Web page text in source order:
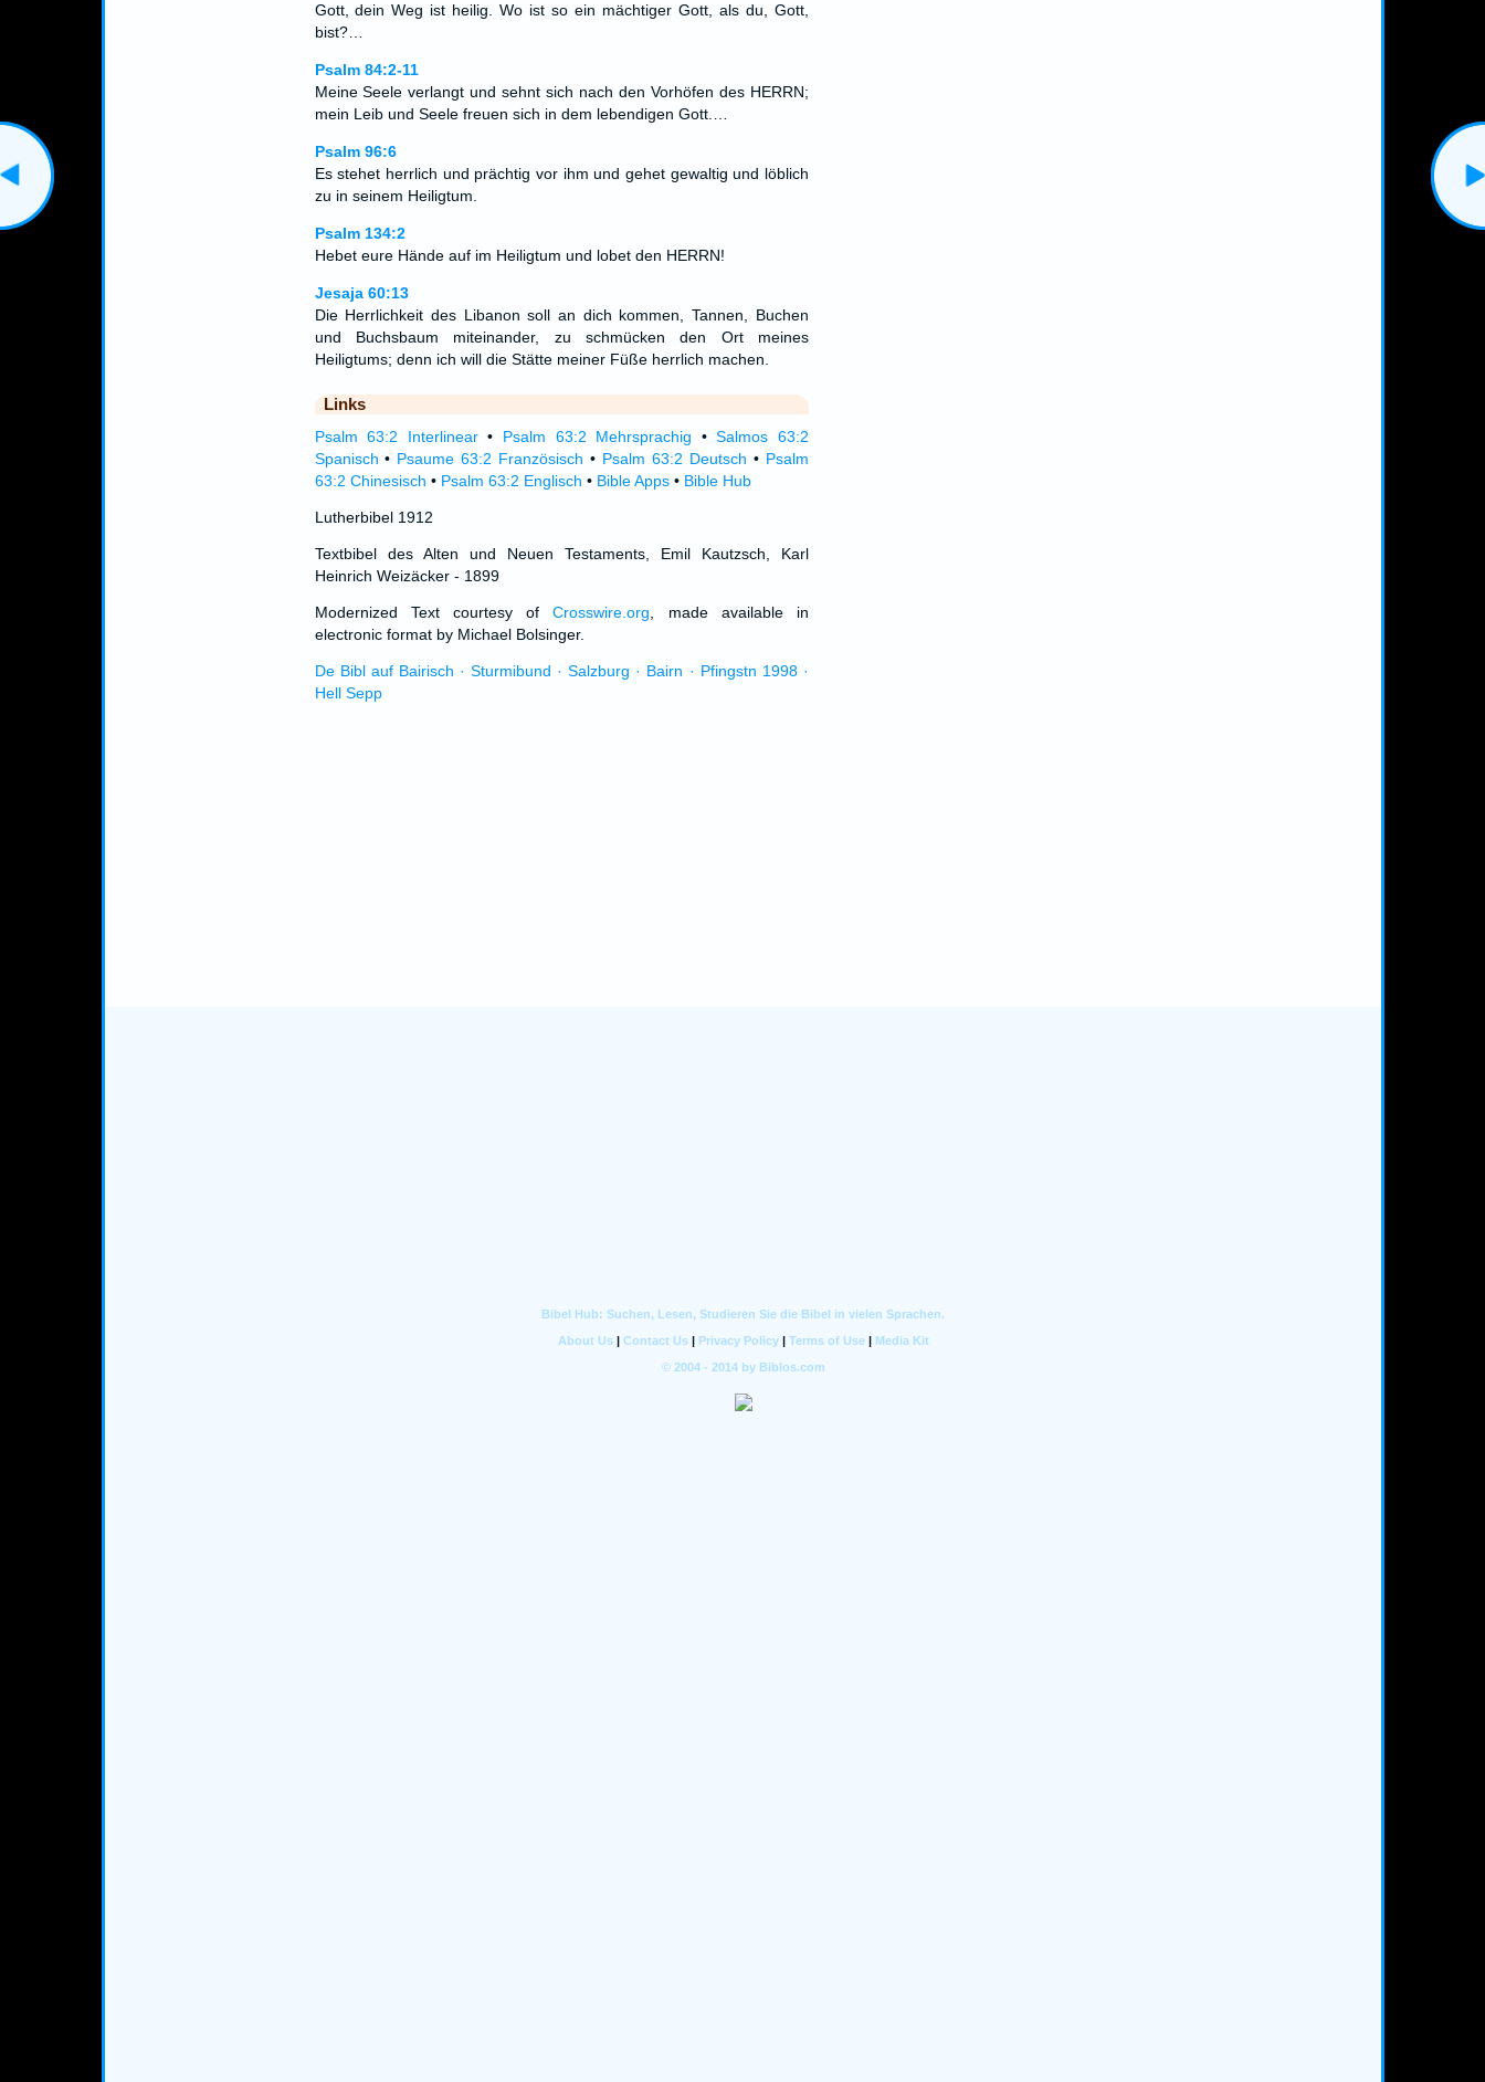
Gott, dein Weg ist heilig. Wo ist so ein mächtiger Gott, als du, Gott,
bist?…
Psalm 84:2-11
Meine Seele verlangt und sehnt sich nach den Vorhöfen des HERRN;
mein Leib und Seele freuen sich in dem lebendigen Gott.…
Psalm 96:6
Es stehet herrlich und prächtig vor ihm und gehet gewaltig und löblich
zu in seinem Heiligtum.
Psalm 134:2
Hebet eure Hände auf im Heiligtum und lobet den HERRN!
Jesaja 60:13
Die Herrlichkeit des Libanon soll an dich kommen, Tannen, Buchen
und Buchsbaum miteinander, zu schmücken den Ort meines
Heiligtums; denn ich will die Stätte meiner Füße herrlich machen.
Links
Psalm 63:2 Interlinear• Psalm 63:2 Mehrsprachig •Salmos 63:2
Spanisch • Psaume 63:2 Französisch • Psalm 63:2 Deutsch • Psalm
63:2 Chinesisch • Psalm 63:2 Englisch • Bible Apps• Bible Hub
Lutherbibel 1912
Textbibel des Alten und Neuen Testaments, Emil Kautzsch, Karl
Heinrich Weizäcker - 1899
Modernized Text courtesy ofCrosswire.org , made available in
electronic format by Michael Bolsinger.
De Bibl auf Bairisch · Sturmibund · Salzburg · Bairn · Pfingstn 1998 ·
Hell Sepp